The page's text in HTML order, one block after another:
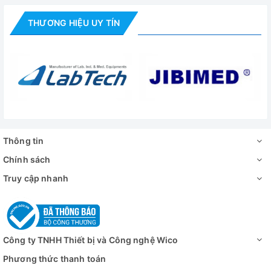
Độ đồng đều
±3%
Cài đặt thời
gian
0 – 9999 phút
mức
Vật liệu buồng
sấy
Kích thước tổng
thể
670x1010x880 mm
Nguồn điện 220V - 50Hz
- Tủ sấy 101-3ABII : 1 chiếc
THƯƠNG HIỆU UY TÍN
Thông tin
Chính sách
Truy cập nhanh
Công ty TNHH Thiết bị và Công nghệ Wico
Phương thức thanh toán